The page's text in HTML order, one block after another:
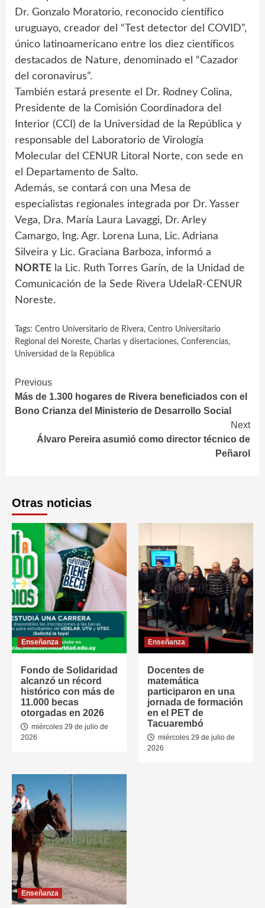
Dr. Gonzalo Moratorio, reconocido científico
uruguayo, creador del “Test detector del COVID”,
único latinoamericano entre los diez científicos
destacados de Nature, denominado el “Cazador
del coronavirus”.
También estará presente el Dr. Rodney Colina,
Presidente de la Comisión Coordinadora del
Interior (CCI) de la Universidad de la República y
responsable del Laboratorio de Virología
Molecular del CENUR Litoral Norte, con sede en
el Departamento de Salto.
Además, se contará con una Mesa de
especialistas regionales integrada por Dr. Yasser
Vega, Dra. María Laura Lavaggi, Dr. Arley
Camargo, Ing. Agr. Lorena Luna, Lic. Adriana
Silveira y Lic. Graciana Barboza, informó a
NORTE la Lic. Ruth Torres Garín, de la Unidad de
Comunicación de la Sede Rivera UdelaR-CENUR
Noreste.
Tags: Centro Universitario de Rivera, Centro Universitario
Regional del Noreste, Charlas y disertaciones, Conferencias,
Universidad de la República
Continue
Reading
Previous
Más de 1.300 hogares de Rivera beneficiados con el
Bono Crianza del Ministerio de Desarrollo Social
Next
Álvaro Pereira asumió como director técnico de
Peñarol
Otras noticias
Enseñanza
Fondo de Solidaridad
alcanzó un récord
histórico con más de
11.000 becas
otorgadas en 2026
miércoles 29 de julio de
2026
Enseñanza
Docentes de
matemática
participaron en una
jornada de formación
en el PET de
Tacuarembó
miércoles 29 de julio de
2026
Enseñanza